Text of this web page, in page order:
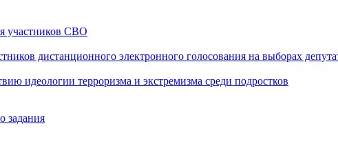
участников СВО
дистанционного электронного голосования на выборах
идеологии терроризма и экстремизма среди подростков
задания